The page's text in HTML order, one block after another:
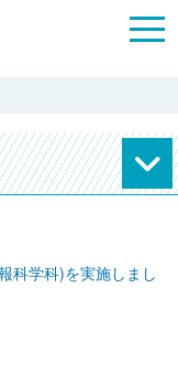
科学科)を実施しまし